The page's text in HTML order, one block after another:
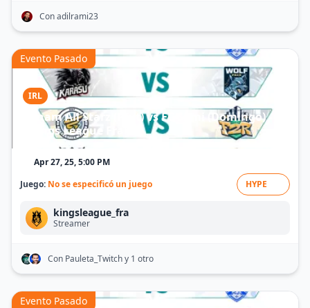
Con adilrami23
IRL
Panam All Starz (Pfut) vs FC Silmi (Domingo) - J4
- Kings League France
Evento Pasado
Apr 27, 25, 5:00 PM
Juego: No se especificó un juego HYPE
kingsleague_fra
Streamer
Con Pauleta_Twitchy 1 otro
Evento Pasado